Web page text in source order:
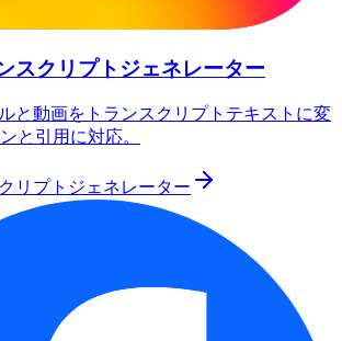
スクリプトジェネレーター
と動画をトランスクリプトテキストに変
と引用に対応。
リプトジェネレーター